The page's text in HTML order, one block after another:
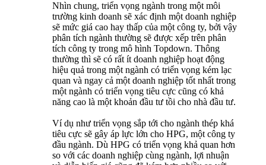
Nhìn chung, triển vọng ngành trong một môi
trường kinh doanh sẽ xác định một doanh nghiệp
sẽ mức giá cao hay thấp của một công ty, bởi vậy
phân tích ngành thường sẽ được xếp trên phân
tích công ty trong mô hình Topdown. Thông
thường thì sẽ có rất ít doanh nghiệp hoạt động
hiệu quả trong một ngành có triển vọng kém lạc
quan và ngay cả một doanh nghiệp tốt nhất trong
một ngành có triển vọng tiêu cực cũng có khả
năng cao là một khoản đầu tư tồi cho nhà đầu tư.
Ví dụ như triển vọng sắp tới cho ngành thép khá
tiêu cực sẽ gây áp lực lớn cho HPG, một công ty
đầu ngành. Dù HPG có triển vọng khả quan hơn
so với các doanh nghiệp cùng ngành, lợi nhuận